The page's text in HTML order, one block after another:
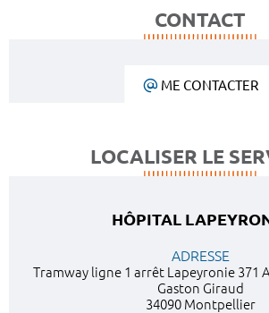
CONTACT
ME CONTACTER
LOCALISER LE
HÔPITAL
ADRESSE
Tramway ligne 1 arrêt Lapeyronie 371
Gaston Giraud
34090 Montpellier